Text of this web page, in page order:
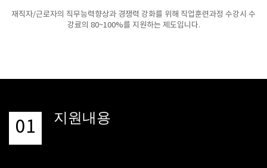
재직자/근로자의 직무능력향상과 경쟁력 강화를 위해 직업훈련과정 수강시 수
강료의 80~100%를 지원하는 제도입니다.
01 지원내용